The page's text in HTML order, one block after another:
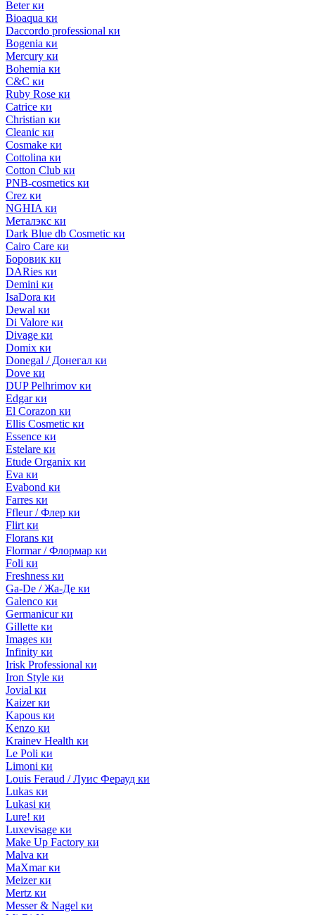
Beter ки
Bioaqua ки
Daccordo professional ки
Bogenia ки
Mercury ки
Bohemia ки
C&C ки
Ruby Rose ки
Catrice ки
Christian ки
Cleanic ки
Cosmake ки
Cottolina ки
Cotton Club ки
PNB-cosmetics ки
Crez ки
NGHIA ки
Металэкс ки
Dark Blue db Cosmetic ки
Cairo Care ки
Боровик ки
DARies ки
Demini ки
IsaDora ки
Dewal ки
Di Valore ки
Divage ки
Domix ки
Donegal / Донегал ки
Dove ки
DUP Pelhrimov ки
Edgar ки
El Corazon ки
Ellis Cosmetic ки
Essence ки
Estelare ки
Etude Organix ки
Eva ки
Evabond ки
Farres ки
Ffleur / Флер ки
Flirt ки
Florans ки
Flormar / Флормар ки
Foli ки
Freshness ки
Ga-De / Жа-Де ки
Galenco ки
Germanicur ки
Gillette ки
Images ки
Infinity ки
Irisk Professional ки
Iron Style ки
Jovial ки
Kaizer ки
Kapous ки
Kenzo ки
Krainev Health ки
Le Poli ки
Limoni ки
Louis Feraud / Луис Ферауд ки
Lukas ки
Lukasi ки
Lure! ки
Luxevisage ки
Make Up Factory ки
Malva ки
MaXmar ки
Meizer ки
Mertz ки
Messer & Nagel ки